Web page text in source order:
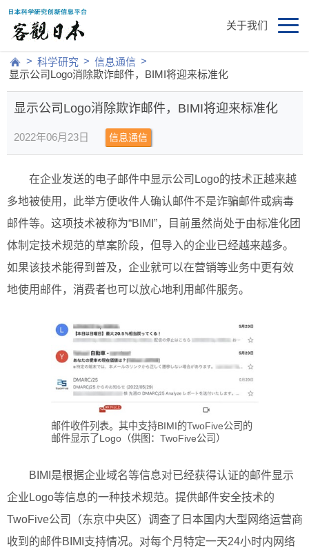
关于我们
> 科学研究 > 信息通信 >
显示公司Logo消除欺诈邮件，BIMI将迎来标准化
显示公司Logo消除欺诈邮件，BIMI将迎来标准化
2022年06月23日 信息通信
在企业发送的电子邮件中显示公司Logo的技术正越来越
多地被使用，此举方便收件人确认邮件不是诈骗邮件或病毒
邮件等。这项技术被称为“BIMI”，目前虽然尚处于由标准化团
体制定技术规范的草案阶段，但导入的企业已经越来越多。
如果该技术能得到普及，企业就可以在营销等业务中更有效
地使用邮件，消费者也可以放心地利用邮件服务。
邮件收件列表。其中支持BIMI的TwoFive公司的
邮件显示了Logo（供图：TwoFive公司）
BIMI是根据企业域名等信息对已经获得认证的邮件显示
企业Logo等信息的一种技术规范。提供邮件安全技术的
TwoFive公司（东京中央区）调查了日本国内大型网络运营商
收到的邮件BIMI支持情况。对每个月特定一天24小时内网络